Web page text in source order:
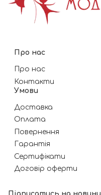
Про нас
Про нас
Контакти
Умови
Доставка
Оплата
Повернення
Гарантія
Сертифікати
Договір оферти